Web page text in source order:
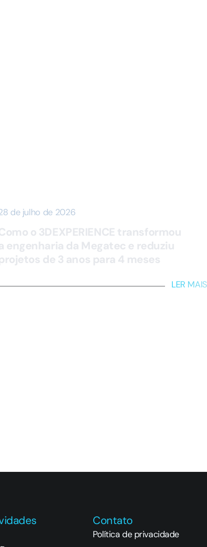
de julho de 2026
o 3DEXPERIENCE transformou
engenharia da Megatec e reduziu
de 3 anos para 4 meses
LER MAIS
Contato
Política de privacidade